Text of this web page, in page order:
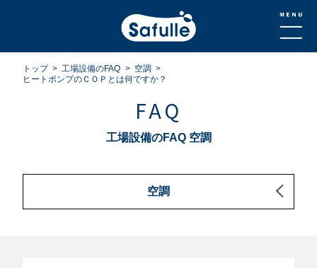
トップ 工場設備のFAQ
空調
ヒートポンプのＣＯＰとは何ですか？
FAQ
工場設備のFAQ 空調
空調